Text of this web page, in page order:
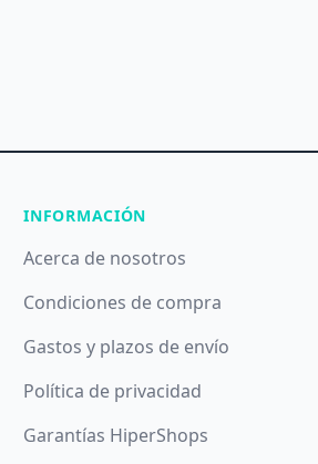
INFORMACIÓN
Acerca de nosotros
Condiciones de compra
Gastos y plazos de envío
Política de privacidad
Garantías HiperShops